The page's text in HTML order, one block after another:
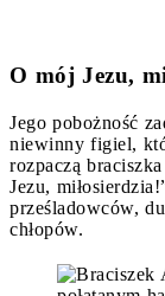
O mój Jezu,
Jego pobożność
niewinny figiel,
rozpaczą
Jezu,
prześladowców,
chłopów.